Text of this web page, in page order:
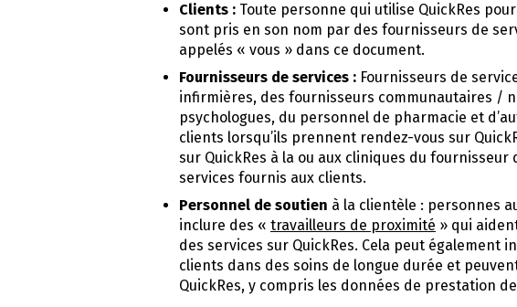
Clients : Toute personne qui utilise QuickRes
sont pris en son nom par des fournisseurs de
appelés « vous » dans ce document.
Fournisseurs de services : Fournisseurs de
infirmières, des fournisseurs communautaires /
psychologues, du personnel de pharmacie et
clients lorsqu’ils prennent rendez-vous sur
sur QuickRes à la ou aux cliniques du
services fournis aux clients.
Personnel de soutien à la clientèle : personnes
inclure des « travailleurs de proximité » qui
des services sur QuickRes. Cela peut également
clients dans des soins de longue durée et
QuickRes, y compris les données de prestation